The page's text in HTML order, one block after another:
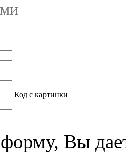
Код с картинки
форму, Вы